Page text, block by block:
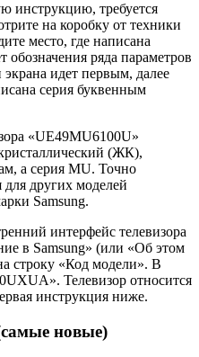
инструкцию, требуется
на коробку от техники
место, где написана
ряда параметров
идет первым, далее
серия буквенным
«UE49MU6100U»
(ЖК),
а серия МU. Точно
для других моделей
Samsung.
интерфейс телевизора
в Samsung» (или «Об этом
строку «Код модели». В
Телевизор относится
инструкция ниже.
новые)